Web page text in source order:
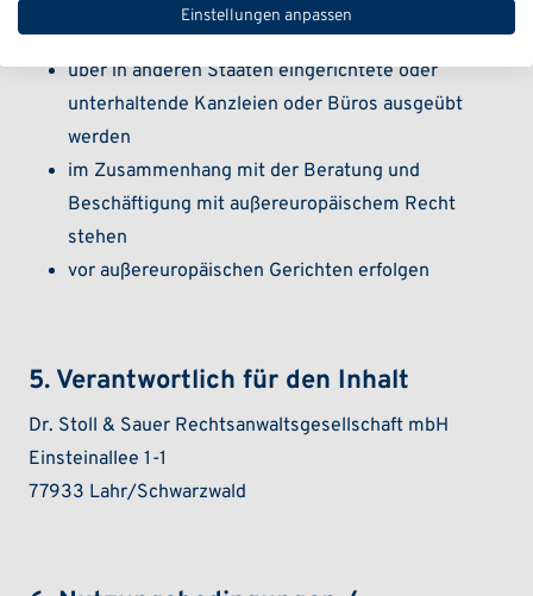
Tätigkeiten die nicht:
über in anderen Staaten eingerichtete oder
unterhaltende Kanzleien oder Büros ausgeübt
werden
im Zusammenhang mit der Beratung und
Beschäftigung mit außereuropäischem Recht
stehen
vor außereuropäischen Gerichten erfolgen
5. Verantwortlich für den Inhalt
Dr. Stoll & Sauer Rechtsanwaltsgesellschaft mbH
Einsteinallee 1-1
77933 Lahr/Schwarzwald
Einstellungen anpassen